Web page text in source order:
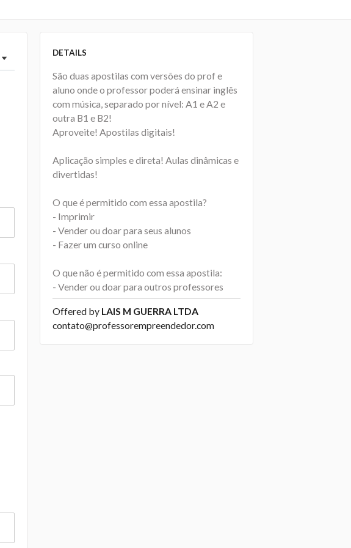
DETAILS
São duas apostilas com versões do prof e
aluno onde o professor poderá ensinar inglês
com música, separado por nível: A1 e A2 e
outra B1 e B2!
Aproveite! Apostilas digitais!
Aplicação simples e direta! Aulas dinâmicas e
divertidas!
O que é permitido com essa apostila?
- Imprimir
- Vender ou doar para seus alunos
- Fazer um curso online
O que não é permitido com essa apostila:
- Vender ou doar para outros professores
Offered by LAIS M GUERRA LTDA
contato@professorempreendedor.com